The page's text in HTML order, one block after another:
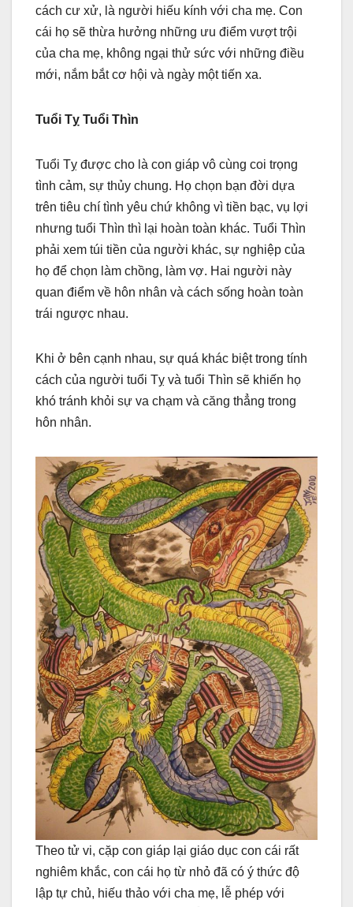
cách cư xử, là người hiếu kính với cha mẹ. Con
cái họ sẽ thừa hưởng những ưu điểm vượt trội
của cha mẹ, không ngại thử sức với những điều
mới, nắm bắt cơ hội và ngày một tiến xa.
Tuổi Tỵ Tuổi Thìn
Tuổi Tỵ được cho là con giáp vô cùng coi trọng
tình cảm, sự thủy chung. Họ chọn bạn đời dựa
trên tiêu chí tình yêu chứ không vì tiền bạc, vụ lợi
nhưng tuổi Thìn thì lại hoàn toàn khác. Tuổi Thìn
phải xem túi tiền của người khác, sự nghiệp của
họ để chọn làm chồng, làm vợ. Hai người này
quan điểm về hôn nhân và cách sống hoàn toàn
trái ngược nhau.
Khi ở bên cạnh nhau, sự quá khác biệt trong tính
cách của người tuổi Tỵ và tuổi Thìn sẽ khiến họ
khó tránh khỏi sự va chạm và căng thẳng trong
hôn nhân.
Theo tử vi, cặp con giáp lại giáo dục con cái rất
nghiêm khắc, con cái họ từ nhỏ đã có ý thức độ
lập tự chủ, hiếu thảo với cha mẹ, lễ phép với